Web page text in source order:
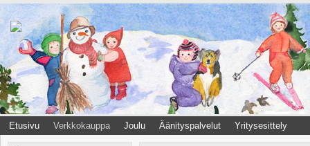
Etusivu Verkkokauppa Joulu Äänityspalvelut Yritysesittely